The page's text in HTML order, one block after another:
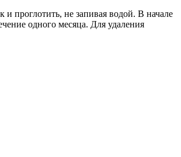
и проглотить, не запивая водой. В начале
одного месяца. Для удаления